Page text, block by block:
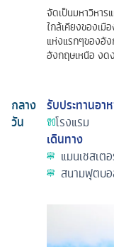
จัดเป็นมหาวิหา
ใกล้เคียงของเ
แห่งแรกๆของอั
อังกฤษเหนือ งด
กลาง
วัน
รับประทานอา
โรงแรม
เดินทาง
แมนเชสเต
สนามฟุตบ